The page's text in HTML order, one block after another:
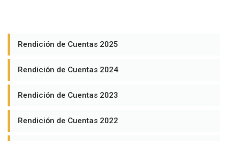
Rendición de Cuentas 2025
Rendición de Cuentas 2024
Rendición de Cuentas 2023
Rendición de Cuentas 2022